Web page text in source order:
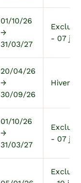
01/10/26
→
31/03/27
Exclu
- 07 jan
20/04/26
→
30/09/26
Hiver
01/10/26
→
31/03/27
Exclu
- 07 jan
Exclu